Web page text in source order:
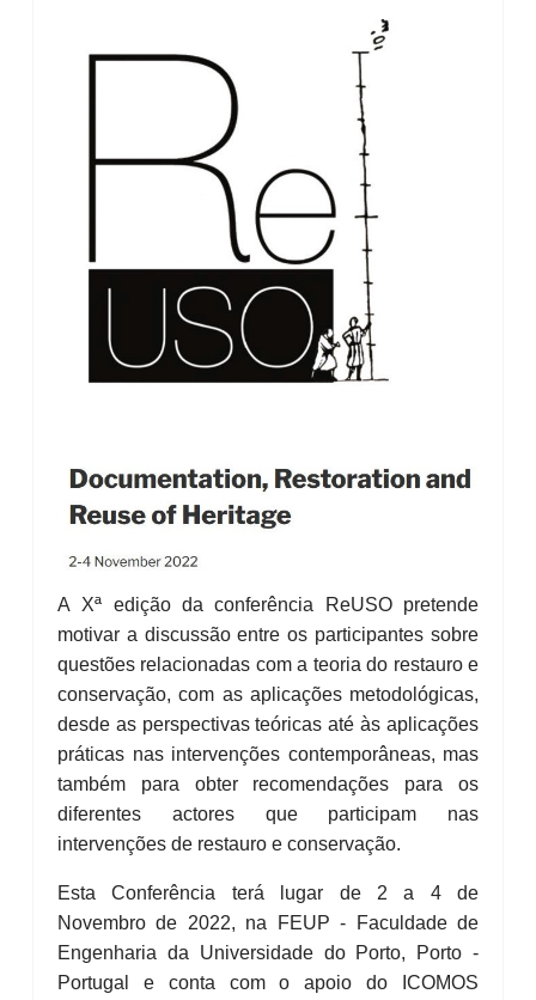
A Xª edição da conferência ReUSO pretende
motivar a discussão entre os participantes sobre
questões relacionadas com a teoria do restauro e
conservação, com as aplicações metodológicas,
desde as perspectivas teóricas até às aplicações
práticas nas intervenções contemporâneas, mas
também para obter recomendações para os
diferentes actores que participam nas
intervenções de restauro e conservação.
Esta Conferência terá lugar de 2 a 4 de
Novembro de 2022, na FEUP - Faculdade de
Engenharia da Universidade do Porto, Porto -
Portugal e conta com o apoio do ICOMOS